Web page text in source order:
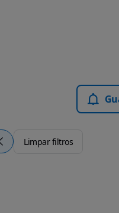
Limpar filtros